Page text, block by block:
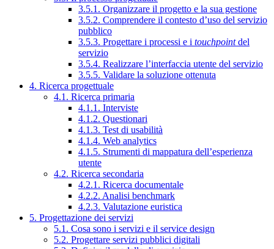
3.5.1. Organizzare il progetto e la sua gestione
3.5.2. Comprendere il contesto d’uso del servizio
pubblico
3.5.3. Progettare i processi e i touchpointdel
servizio
3.5.4. Realizzare l’interfaccia utente del servizio
3.5.5. Validare la soluzione ottenuta
4. Ricerca progettuale
4.1. Ricerca primaria
4.1.1. Interviste
4.1.2. Questionari
4.1.3. Test di usabilità
4.1.4. Web analytics
4.1.5. Strumenti di mappatura dell’esperienza
utente
4.2. Ricerca secondaria
4.2.1. Ricerca documentale
4.2.2. Analisi benchmark
4.2.3. Valutazione euristica
5. Progettazione dei servizi
5.1. Cosa sono i servizi e il service design
5.2. Progettare servizi pubblici digitali